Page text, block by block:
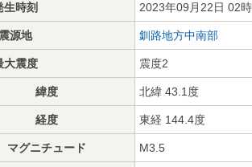
生時刻 2023年09月22日 02
震源地 釧路地方中南部
大震度 震度2
緯度 北緯 43.1度
経度 東経 144.4度
マグニチュード M3.5